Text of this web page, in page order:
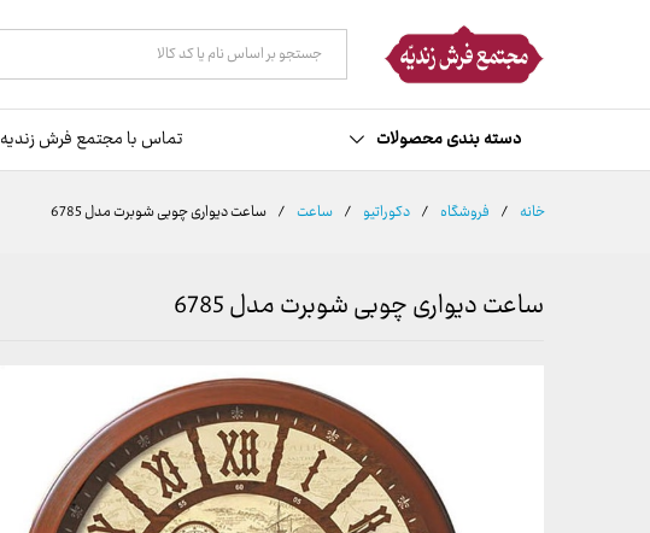
همه دسته ها
دسته بندی محصولات تماس با مجتمع فرش زندیه
خانه / فروشگاه / دکوراتیو / ساعت / ساعت دیواری چوبی شوبرت مدل 6785
ساعت دیواری چوبی شوبرت مدل 6785
توضیحات نظرات (0)